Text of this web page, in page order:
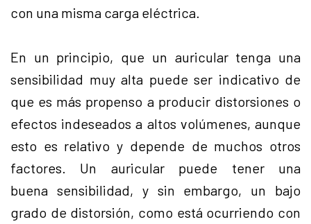
con una misma carga eléctrica.
En un principio, que un auricular tenga una
sensibilidad muy alta puede ser indicativo de
que es más propenso a producir distorsiones o
efectos indeseados a altos volúmenes, aunque
esto es relativo y depende de muchos otros
factores. Un auricular puede tener una
buena sensibilidad, y sin embargo, un bajo
grado de distorsión, como está ocurriendo con